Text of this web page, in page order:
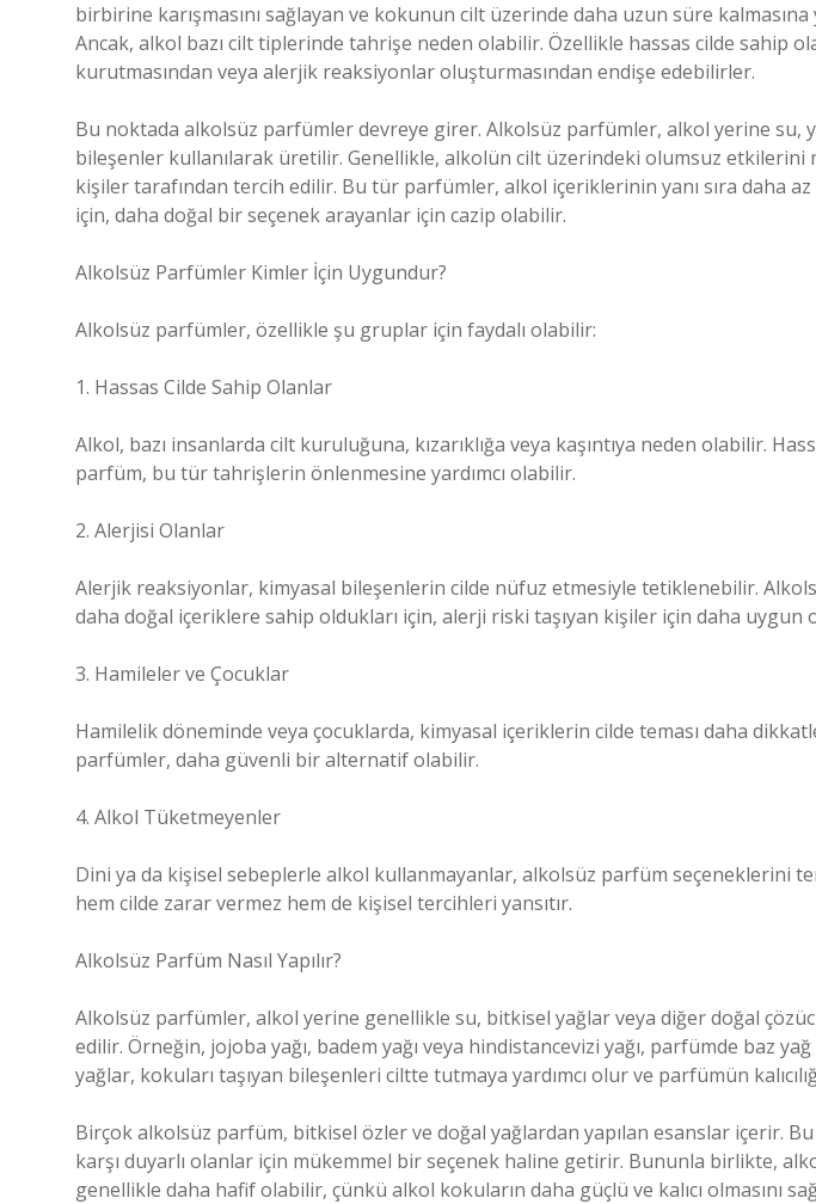
birbirine karışmasını sağlayan ve kokunun cilt üzerinde daha uzun süre kalmasına
Ancak, alkol bazı cilt tiplerinde tahrişe neden olabilir. Özellikle hassas cilde sahip
kurutmasından veya alerjik reaksiyonlar oluşturmasından endişe edebilirler.
Bu noktada alkolsüz parfümler devreye girer. Alkolsüz parfümler, alkol yerine su,
bileşenler kullanılarak üretilir. Genellikle, alkolün cilt üzerindeki olumsuz etkilerini
kişiler tarafından tercih edilir. Bu tür parfümler, alkol içeriklerinin yanı sıra daha az
için, daha doğal bir seçenek arayanlar için cazip olabilir.
Alkolsüz Parfümler Kimler İçin Uygundur?
Alkolsüz parfümler, özellikle şu gruplar için faydalı olabilir:
1. Hassas Cilde Sahip Olanlar
Alkol, bazı insanlarda cilt kuruluğuna, kızarıklığa veya kaşıntıya neden olabilir.
parfüm, bu tür tahrişlerin önlenmesine yardımcı olabilir.
2. Alerjisi Olanlar
Alerjik reaksiyonlar, kimyasal bileşenlerin cilde nüfuz etmesiyle tetiklenebilir.
daha doğal içeriklere sahip oldukları için, alerji riski taşıyan kişiler için daha uygun
3. Hamileler ve Çocuklar
Hamilelik döneminde veya çocuklarda, kimyasal içeriklerin cilde teması daha
parfümler, daha güvenli bir alternatif olabilir.
4. Alkol Tüketmeyenler
Dini ya da kişisel sebeplerle alkol kullanmayanlar, alkolsüz parfüm seçeneklerini
hem cilde zarar vermez hem de kişisel tercihleri yansıtır.
Alkolsüz Parfüm Nasıl Yapılır?
Alkolsüz parfümler, alkol yerine genellikle su, bitkisel yağlar veya diğer doğal
edilir. Örneğin, jojoba yağı, badem yağı veya hindistancevizi yağı, parfümde baz
yağlar, kokuları taşıyan bileşenleri ciltte tutmaya yardımcı olur ve parfümün
Birçok alkolsüz parfüm, bitkisel özler ve doğal yağlardan yapılan esanslar içerir.
karşı duyarlı olanlar için mükemmel bir seçenek haline getirir. Bununla birlikte,
genellikle daha hafif olabilir, çünkü alkol kokuların daha güçlü ve kalıcı olmasını